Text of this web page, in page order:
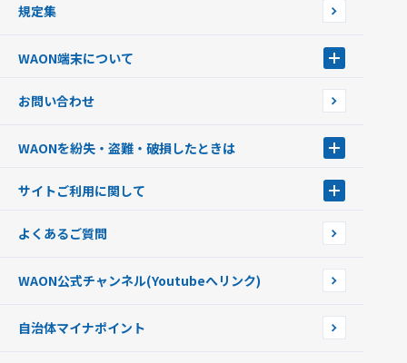
ご当地WAON
G.G WAON
WAONカード・WAONカードプラス
モバイルWAON
提携WAONカード
規定集
WAON端末について
WAONネットステーション
新型WAONステーション
WAONチャージャーmini
お問い合わせ
WAONを紛失・盗難・破損したときは
WAONカードの拾得について
サイトご利用に関して
企業情報
よくあるご質問
WAON公式チャンネル(Youtubeへリンク)
自治体マイナポイント